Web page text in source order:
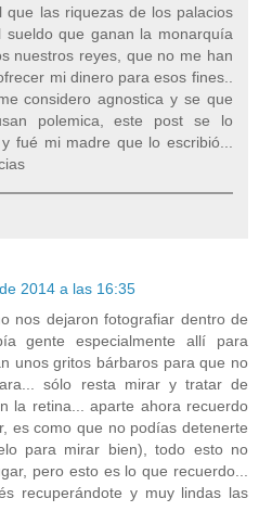
que las riquezas de los palacios
que ganan la monarquía
nuestros reyes, que no me han
mi dinero para esos fines..
considero agnostica y se que
polemica, este post se lo
fué mi madre que lo escribió...
2014 a las 16:35
nos dejaron fotografiar dentro de
gente especialmente allí para
unos gritos bárbaros para que no
sólo resta mirar y tratar de
la retina... aparte ahora recuerdo
es como que no podías detenerte
para mirar bien), todo esto no
pero esto es lo que recuerdo...
recuperándote y muy lindas las